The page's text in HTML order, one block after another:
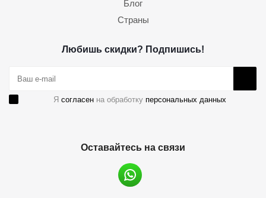
Блог
Страны
Любишь скидки? Подпишись!
Я согласен на обработку персональных данных
Оставайтесь на связи